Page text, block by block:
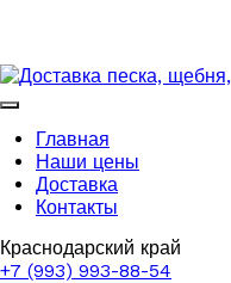
Главная
Наши цены
Доставка
Контакты
Краснодарский край
+7 (993) 993-88-54